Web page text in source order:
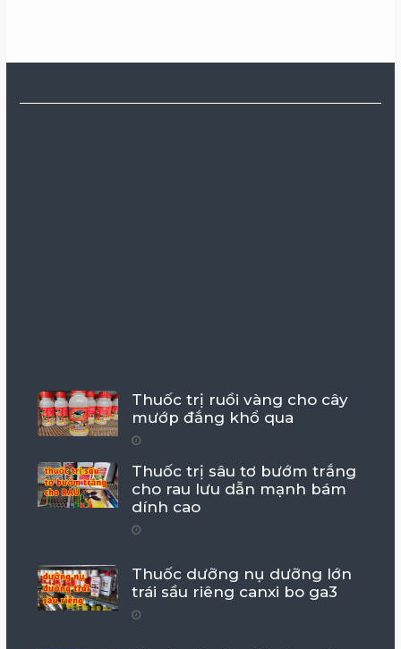
Thuốc trị ruồi vàng cho cây
mướp đắng khổ qua
Thuốc trị sâu tơ bướm trắng
cho rau lưu dẫn mạnh bám
dính cao
Thuốc dưỡng nụ dưỡng lớn
trái sầu riêng canxi bo ga3